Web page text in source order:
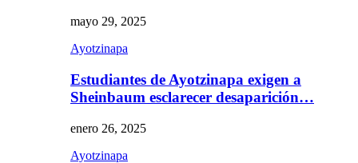
mayo 29, 2025
Ayotzinapa
Estudiantes de Ayotzinapa exigen a
Sheinbaum esclarecer desaparición…
enero 26, 2025
Ayotzinapa